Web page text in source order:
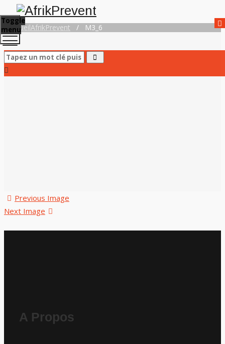
Toggle
menu
AccueilAfrikPrevent / M3_6
Previous Image
Next Image
A Propos